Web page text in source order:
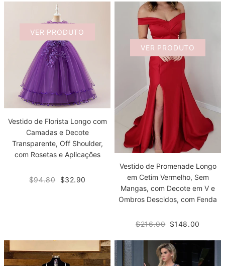
VER PRODUTO
Vestido de Florista Longo com
Camadas e Decote
Transparente, Off Shoulder,
com Rosetas e Aplicações
$94.80 $32.90
VER PRODUTO
Vestido de Promenade Longo
em Cetim Vermelho, Sem
Mangas, com Decote em V e
Ombros Descidos, com Fenda
$216.00 $148.00